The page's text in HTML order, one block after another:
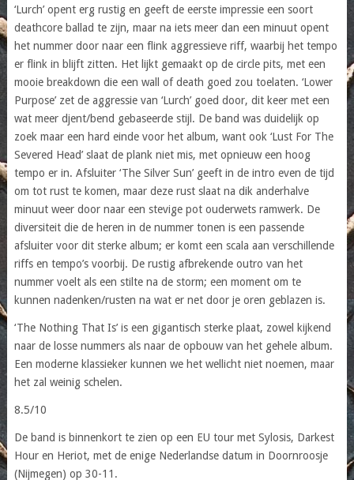
‘Lurch’ opent erg rustig en geeft de eerste impressie een soort
deathcore ballad te zijn, maar na iets meer dan een minuut opent
het nummer door naar een flink aggressieve riff, waarbij het tempo
er flink in blijft zitten. Het lijkt gemaakt op de circle pits, met een
mooie breakdown die een wall of death goed zou toelaten. ‘Lower
Purpose’ zet de aggressie van ‘Lurch’ goed door, dit keer met een
wat meer djent/bend gebaseerde stijl. De band was duidelijk op
zoek maar een hard einde voor het album, want ook ‘Lust For The
Severed Head’ slaat de plank niet mis, met opnieuw een hoog
tempo er in. Afsluiter ‘The Silver Sun’ geeft in de intro even de tijd
om tot rust te komen, maar deze rust slaat na dik anderhalve
minuut weer door naar een stevige pot ouderwets ramwerk. De
diversiteit die de heren in de nummer tonen is een passende
afsluiter voor dit sterke album; er komt een scala aan verschillende
riffs en tempo’s voorbij. De rustig afbrekende outro van het
nummer voelt als een stilte na de storm; een moment om te
kunnen nadenken/rusten na wat er net door je oren geblazen is.
‘The Nothing That Is’ is een gigantisch sterke plaat, zowel kijkend
naar de losse nummers als naar de opbouw van het gehele album.
Een moderne klassieker kunnen we het wellicht niet noemen, maar
het zal weinig schelen.
8.5/10
De band is binnenkort te zien op een EU tour met Sylosis, Darkest
Hour en Heriot, met de enige Nederlandse datum in Doornroosje
(Nijmegen) op 30-11.